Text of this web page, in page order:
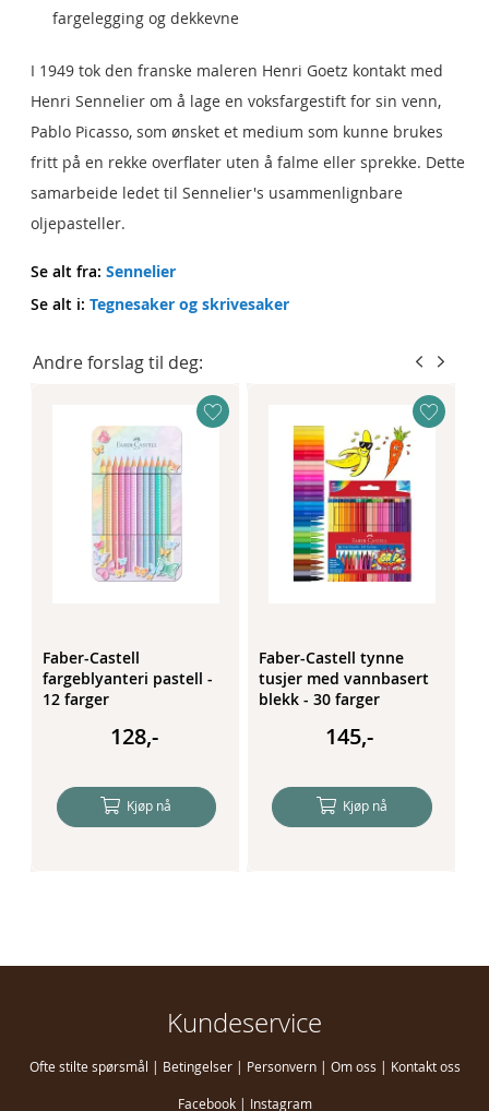
fargelegging og dekkevne
I 1949 tok den franske maleren Henri Goetz kontakt med
Henri Sennelier om å lage en voksfargestift for sin venn,
Pablo Picasso, som ønsket et medium som kunne brukes
fritt på en rekke overflater uten å falme eller sprekke. Dette
samarbeide ledet til Sennelier's usammenlignbare
oljepasteller.
Se alt fra:Sennelier
Se alt i:Tegnesaker og skrivesaker
Andre forslag til deg:
Faber-Castell
fargeblyanteri pastell -
12 farger
128,-
Kjøp nå
Faber-Castell tynne
tusjer med vannbasert
blekk - 30 farger
145,-
Kjøp nå
Kundeservice
Ofte stilte spørsmål | Betingelser| Personvern | Om oss | Kontakt oss
Facebook| Instagram